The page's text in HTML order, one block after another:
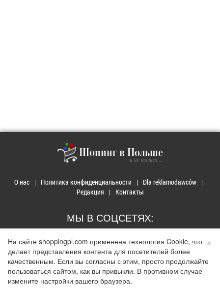
Шопинг в Польше
и не только ...
О нас Политика конфиденциальности
Dla reklamodawców
Редакция
Контакты
МЫ В СОЦСЕТЯХ:
© 2026 Покупки в Польше. Developed byRealnet.cf.Depositphotos
Использование материалов допускается только при наличии активной ссылки на
shoppingpl.com
×
На сайте shoppingpl.com применена технология Cookie, что
делает представления контента для посетителей более
качественным. Если вы согласны с этим, просто продолжайте
пользоваться сайтом, как вы привыкли. В противном случае
измените настройки вашего браузера.